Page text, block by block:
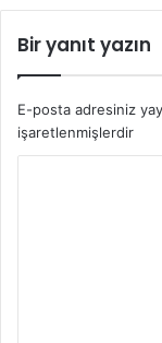
Bir yanıt yazın
E-posta adresiniz
işaretlenmişlerdir